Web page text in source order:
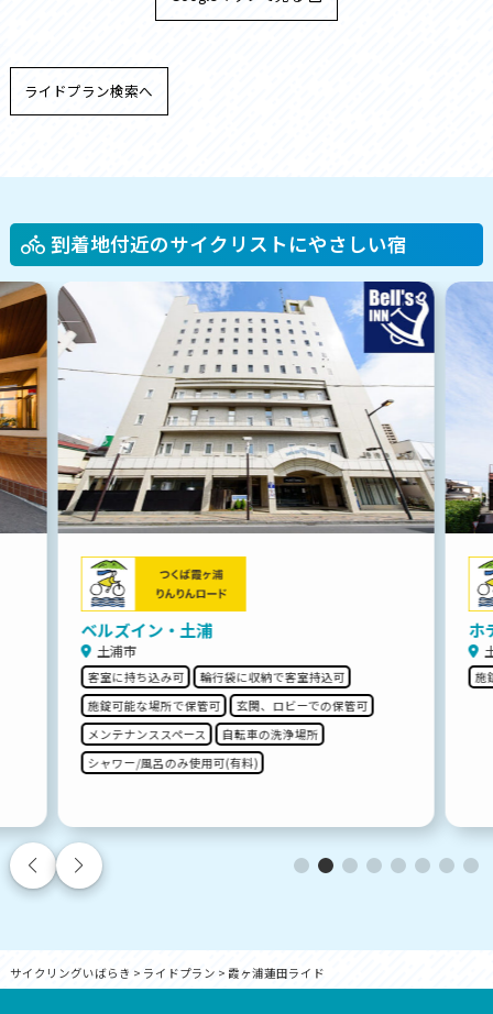
ライドプラン検索へ
到着地付近のサイクリストにやさしい宿
ベルズイン・土浦
土浦市
客室に持ち込み可
輪行袋に収納で客室持込可
施錠可能な場所で保管可
玄関、ロビーでの保管可
メンテナンススペース
自転車の洗浄場所
シャワー/風呂のみ使用可(有料)
ホ
施
サイクリングいばらき > ライドプラン > 霞ヶ浦蓮田ライド